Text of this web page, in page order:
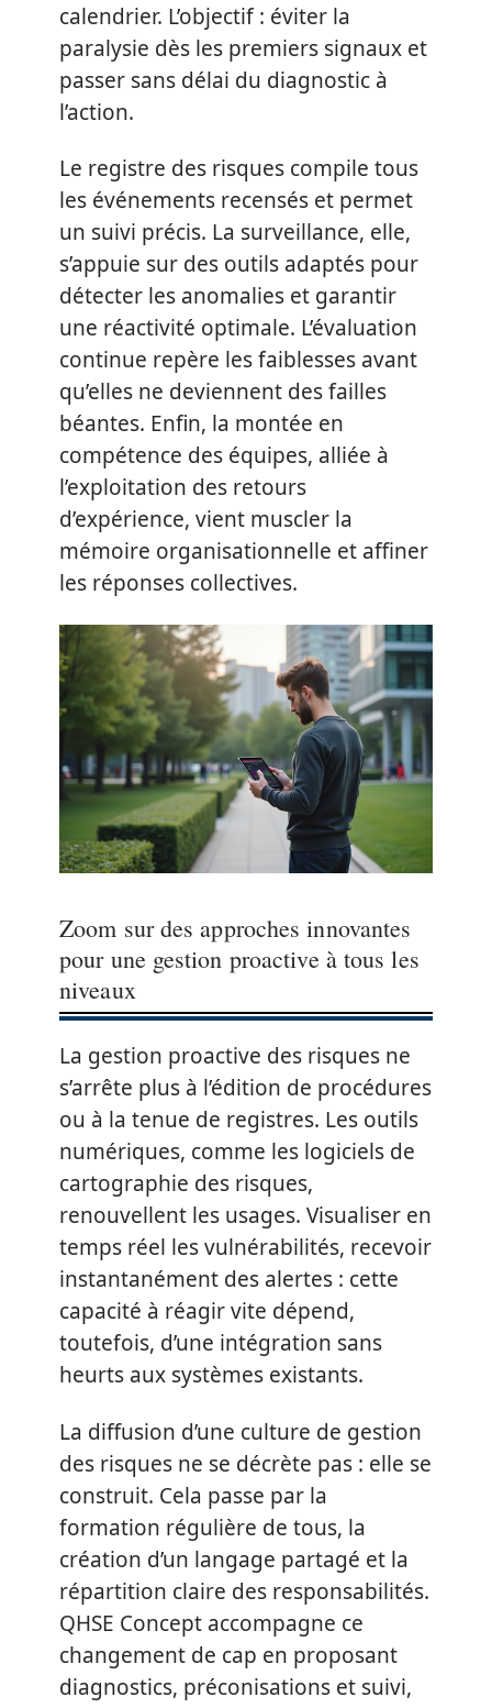
calendrier. L’objectif : éviter la
paralysie dès les premiers signaux et
passer sans délai du diagnostic à
l’action.
Le registre des risques compile tous
les événements recensés et permet
un suivi précis. La surveillance, elle,
s’appuie sur des outils adaptés pour
détecter les anomalies et garantir
une réactivité optimale. L’évaluation
continue repère les faiblesses avant
qu’elles ne deviennent des failles
béantes. Enfin, la montée en
compétence des équipes, alliée à
l’exploitation des retours
d’expérience, vient muscler la
mémoire organisationnelle et affiner
les réponses collectives.
Zoom sur des approches innovantes
pour une gestion proactive à tous les
niveaux
La gestion proactive des risques ne
s’arrête plus à l’édition de procédures
ou à la tenue de registres. Les outils
numériques, comme les logiciels de
cartographie des risques,
renouvellent les usages. Visualiser en
temps réel les vulnérabilités, recevoir
instantanément des alertes : cette
capacité à réagir vite dépend,
toutefois, d’une intégration sans
heurts aux systèmes existants.
La diffusion d’une culture de gestion
des risques ne se décrète pas : elle se
construit. Cela passe par la
formation régulière de tous, la
création d’un langage partagé et la
répartition claire des responsabilités.
QHSE Concept accompagne ce
changement de cap en proposant
diagnostics, préconisations et suivi,